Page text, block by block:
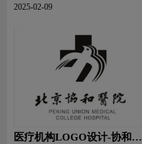
品牌logo设计
2025-02-09
医疗机构LOGO设计-协和医